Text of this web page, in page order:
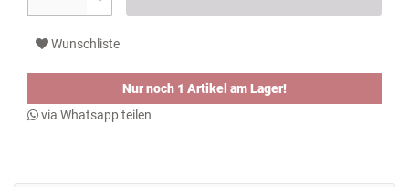
Wunschliste
Nur noch 1 Artikel am Lager!
via Whatsapp teilen